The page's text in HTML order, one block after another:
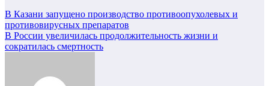
Навигация
по
записям
В Казани запущено производство противоопухолевых и
противовирусных препаратов
В России увеличилась продолжительность жизни и
сократилась смертность